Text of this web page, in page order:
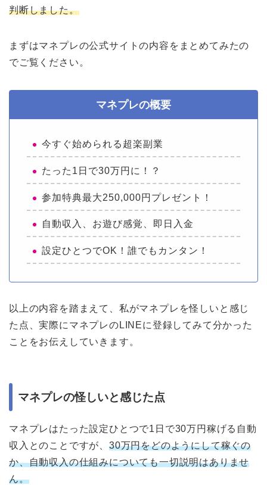
判断しました。
まずはマネプレの公式サイトの内容をまとめてみたの
でご覧ください。
マネプレの概要
今すぐ始められる超楽副業
たった1日で30万円に！？
参加特典最大250,000円プレゼント！
自動収入、お遊び感覚、即日入金
設定ひとつでOK！誰でもカンタン！
以上の内容を踏まえて、私がマネプレを怪しいと感じ
た点、実際にマネプレのLINEに登録してみて分かった
ことをお伝えしていきます。
マネプレの怪しいと感じた点
マネプレはたった設定ひとつで1日で30万円稼げる自動
収入とのことですが、 30万円をどのようにして稼ぐの
か、自動収入の仕組みについても一切説明はありませ
ん。